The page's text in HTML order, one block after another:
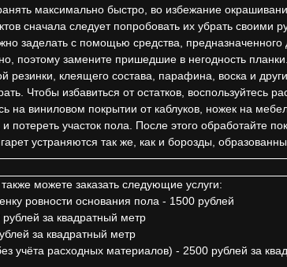
максимально быстро, во избежание
сначала следует попробовать их убрать своими
заделать с помощью средства,
поэтому замените пришедшие в негодность планки.
резинки, клеящего состава, парафина, воска и
Чтобы избавиться от остатков, воспользуйтесь
на виниловом покрытии от каблуков, ножек на
потереть участок пола. После этого обработайте
устраняются так же, как и борозды,
можете заказать следующие услуги:
ровности основания пола - 1500 рублей
за квадратный метр
за квадратный метр
учёта расходных материалов) - 2500 рублей за